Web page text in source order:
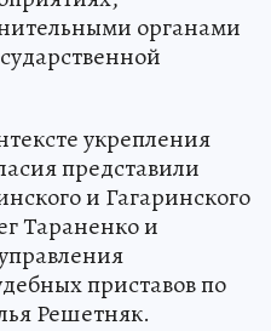
органами
укрепления
представили
и Гагаринского
Тараненко и
приставов по
Решетняк.